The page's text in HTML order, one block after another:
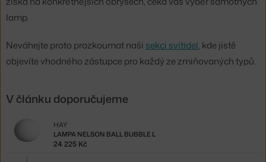
lamp.
Neváhejte proto prozkoumat naši sekci svítidel, kde jistě
objevíte vhodného zástupce pro každý ze zmiňovaných typů.
V článku doporučujeme
LAMPA NELSON BALL BUBBLE L
HAY
24 225 Kč